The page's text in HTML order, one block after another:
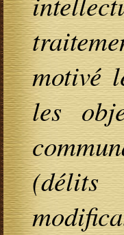
motivé
les
(délits